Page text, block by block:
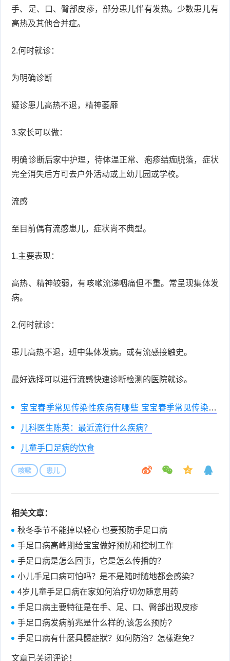
手、足、口、臀部皮疹，部分患儿伴有发热。少数患儿有
高热及其他合并症。
2.何时就诊：
为明确诊断
疑诊患儿高热不退，精神萎靡
3.家长可以做：
明确诊断后家中护理，待体温正常、疱疹结痂脱落，症状
完全消失后方可去户外活动或上幼儿园或学校。
流感
至目前偶有流感患儿，症状尚不典型。
1.主要表现：
高热、精神较弱，有咳嗽流涕咽痛但不重。常呈现集体发
病。
2.何时就诊：
患儿高热不退，班中集体发病。或有流感接触史。
最好选择可以进行流感快速诊断检测的医院就诊。
宝宝春季常见传染性疾病有哪些 宝宝春季常见传染性
儿科医生陈英：最近流行什么疾病？
儿童手口足病的饮食
咳嗽 患儿
相关文章：
秋冬季节不能掉以轻心 也要预防手足口病
手足口病高峰期给宝宝做好预防和控制工作
手足口病是怎么回事，它是怎么传播的？
小儿手足口病可怕吗？是不是随时随地都会感染？
4岁儿童手足口病在家如何治疗切勿随意用药
手足口病主要特征是在手、足、口、臀部出现皮疹
手足口病发病前兆是什么样的,该怎么预防?
手足口病有什麼具體症狀？如何防治？怎樣避免？
文章已关闭评论！